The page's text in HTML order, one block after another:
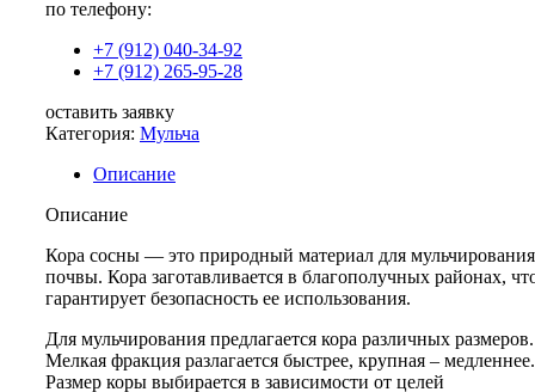
по телефону:
+7 (912) 040-34-92
+7 (912) 265-95-28
оставить заявку
Категория: Мульча
Описание
Описание
Кора сосны — это природный материал для мульчирования
почвы. Кора заготавливается в благополучных районах,
гарантирует безопасность ее использования.
Для мульчирования предлагается кора различных размеров.
Мелкая фракция разлагается быстрее, крупная – медленнее.
Размер коры выбирается в зависимости от целей